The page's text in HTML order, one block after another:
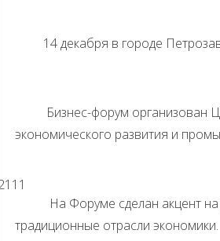
14 декабря в городе
Бизнес-форум организован
экономического развития и
На Форуме сделан акцент на
традиционные отрасли экономики.